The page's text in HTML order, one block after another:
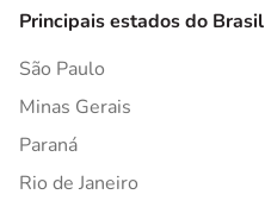
Principais estados do Brasil
São Paulo
Minas Gerais
Paraná
Rio de Janeiro